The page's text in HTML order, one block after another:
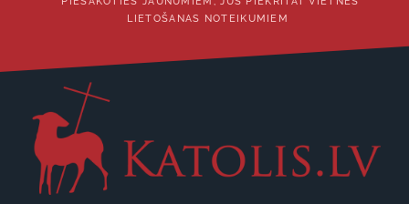
LIETOŠANAS NOTEIKUMIEM